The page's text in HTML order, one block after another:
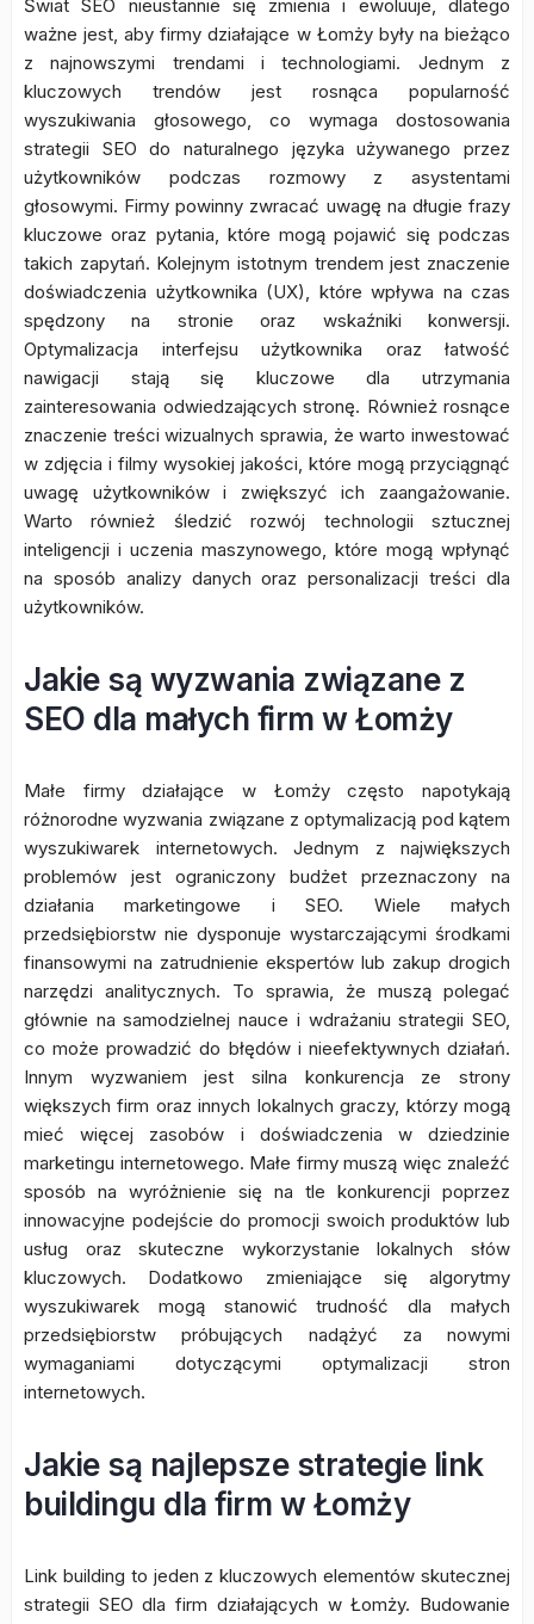
Świat SEO nieustannie się zmienia i ewoluuje, dlatego
ważne jest, aby firmy działające w Łomży były na bieżąco
z najnowszymi trendami i technologiami. Jednym z
kluczowych trendów jest rosnąca popularność
wyszukiwania głosowego, co wymaga dostosowania
strategii SEO do naturalnego języka używanego przez
użytkowników podczas rozmowy z asystentami
głosowymi. Firmy powinny zwracać uwagę na długie frazy
kluczowe oraz pytania, które mogą pojawić się podczas
takich zapytań. Kolejnym istotnym trendem jest znaczenie
doświadczenia użytkownika (UX), które wpływa na czas
spędzony na stronie oraz wskaźniki konwersji.
Optymalizacja interfejsu użytkownika oraz łatwość
nawigacji stają się kluczowe dla utrzymania
zainteresowania odwiedzających stronę. Również rosnące
znaczenie treści wizualnych sprawia, że warto inwestować
w zdjęcia i filmy wysokiej jakości, które mogą przyciągnąć
uwagę użytkowników i zwiększyć ich zaangażowanie.
Warto również śledzić rozwój technologii sztucznej
inteligencji i uczenia maszynowego, które mogą wpłynąć
na sposób analizy danych oraz personalizacji treści dla
użytkowników.
Jakie są wyzwania związane z
SEO dla małych firm w Łomży
Małe firmy działające w Łomży często napotykają
różnorodne wyzwania związane z optymalizacją pod kątem
wyszukiwarek internetowych. Jednym z największych
problemów jest ograniczony budżet przeznaczony na
działania marketingowe i SEO. Wiele małych
przedsiębiorstw nie dysponuje wystarczającymi środkami
finansowymi na zatrudnienie ekspertów lub zakup drogich
narzędzi analitycznych. To sprawia, że muszą polegać
głównie na samodzielnej nauce i wdrażaniu strategii SEO,
co może prowadzić do błędów i nieefektywnych działań.
Innym wyzwaniem jest silna konkurencja ze strony
większych firm oraz innych lokalnych graczy, którzy mogą
mieć więcej zasobów i doświadczenia w dziedzinie
marketingu internetowego. Małe firmy muszą więc znaleźć
sposób na wyróżnienie się na tle konkurencji poprzez
innowacyjne podejście do promocji swoich produktów lub
usług oraz skuteczne wykorzystanie lokalnych słów
kluczowych. Dodatkowo zmieniające się algorytmy
wyszukiwarek mogą stanowić trudność dla małych
przedsiębiorstw próbujących nadążyć za nowymi
wymaganiami dotyczącymi optymalizacji stron
internetowych.
Jakie są najlepsze strategie link
buildingu dla firm w Łomży
Link building to jeden z kluczowych elementów skutecznej
strategii SEO dla firm działających w Łomży. Budowanie